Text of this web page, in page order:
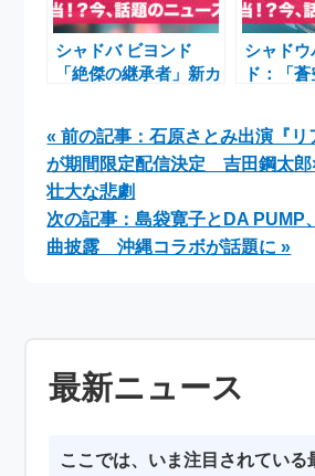
シャドバ ビヨンド
「絶傑の継承者」新カ
ップデート徹底解説
シャド
ド：「
刷新！
« 前の記事：石原さとみ出演『リ
が期間限定配信決定 吉田鋼太郎
壮大な悲劇
次の記事：島袋寛子とDA PUMP
曲披露 沖縄コラボが話題に »
最新ニュース
ここでは、いま注目されている